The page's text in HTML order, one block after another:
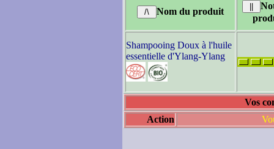
Nom du produit
Shampooing Doux à l'huile
essentielle d'Ylang-Ylang
Vos
Action